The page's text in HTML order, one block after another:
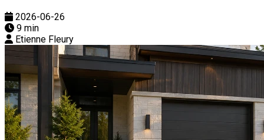
2026-06-26
9 min
Etienne Fleury